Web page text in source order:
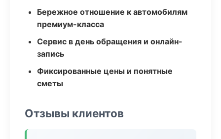
Бережное отношение к автомобилям
премиум-класса
Сервис в день обращения и онлайн-
запись
Фиксированные цены и понятные
сметы
Отзывы клиентов